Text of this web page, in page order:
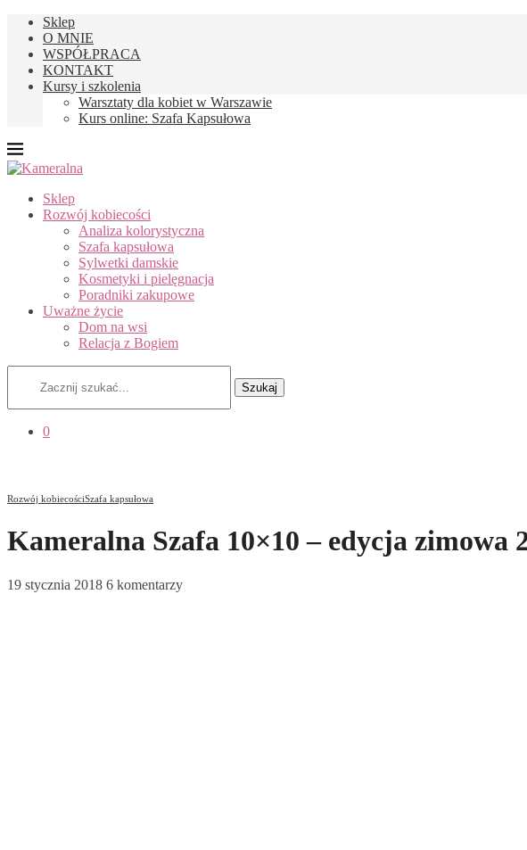
Sklep
O MNIE
WSPÓŁPRACA
KONTAKT
Kursy i szkolenia
Warsztaty dla kobiet w Warszawie
Kurs online: Szafa Kapsułowa
Sklep
Rozwój kobiecości
Analiza kolorystyczna
Szafa kapsułowa
Sylwetki damskie
Kosmetyki i pielęgnacja
Poradniki zakupowe
Uważne życie
Dom na wsi
Relacja z Bogiem
Szukaj
0
Rozwój kobiecościSzafa kapsułowa
Kameralna Szafa 10×10 – edycja zimowa
19 stycznia 2018 6 komentarzy